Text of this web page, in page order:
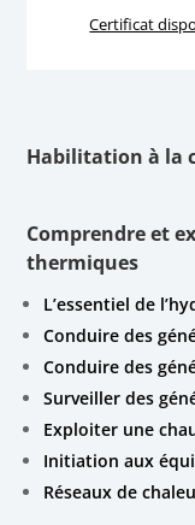
Certificat
Habilitation à la
Comprendre et
thermiques
L’essentiel de
Conduire des
Conduire des
Surveiller des
Exploiter une
Initiation aux
Réseaux de